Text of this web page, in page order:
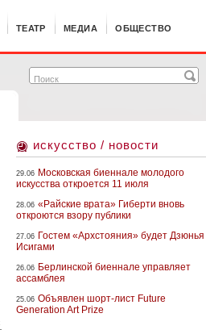
ТЕАТР МЕДИА ОБЩЕСТВО
искусство / новости
29.06 Московская биеннале молодого
искусства откроется 11 июля
28.06 «Райские врата» Гиберти вновь
откроются взору публики
27.06 Гостем «Архстояния» будет Дзюнья
Исигами
26.06 Берлинской биеннале управляет
ассамблея
25.06 Объявлен шорт-лист Future
Generation Art Prize